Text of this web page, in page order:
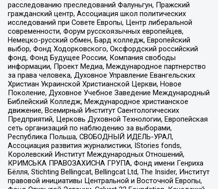
расследованию преследований Фалуньгун, Пражский
гражданский центр, Ассоциация школ политических
исследований при Совете Европы, Центр либеральной
современности, Форум русскоязычных европейцев,
Немецко-русский обмен, Бард колледж, Европейский
выбор, Фонд Ходорковского, Оксфордский российский
фонд, Фонд Будущее России, Компания свободы
информации, Проект Медиа, Международное партнерство
за права человека, Духовное Управление Евангельских
Христиан Украинской Христианской Церкви, Новое
Поколение, Духовное Учебное Заведение Международный
Библейский Колледж, Международное христианское
движение, Всемирный Институт Саентологических
Предприятий, Церковь Духовной Технологии, Европейская
сеть организаций по наблюдению за выборами,
Республика Польша, СВОБОДНЫЙ ИДЕЛЬ-УРАЛ,
Ассоциация развития журналистики, IStories fonds,
Королевский Институт Международных Отношений,
КРИМСЬКА ПРАВОЗАХИСНА ГРУПА, Фонд имени Генриха
Бёлля, Stichting Bellingcat, Bellingcat Ltd, The Insider, Институт
правовой инициативы Центральной и Восточной Европы,